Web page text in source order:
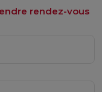
rendez-vous